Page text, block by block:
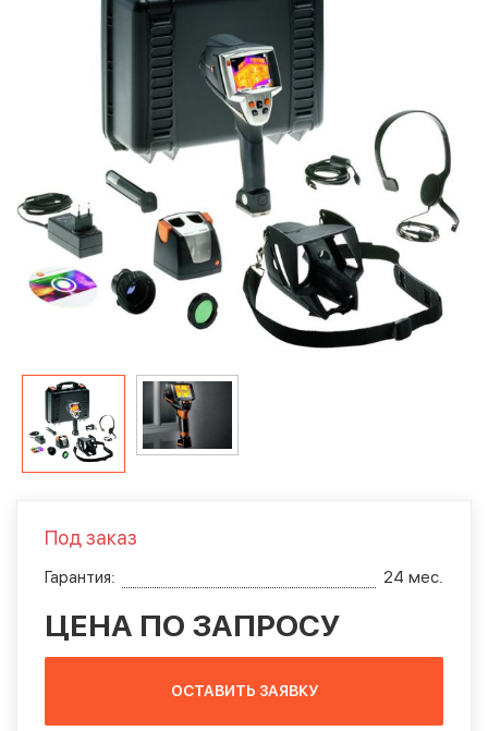
Под заказ
Гарантия: 24 мес.
ЦЕНА ПО ЗАПРОСУ
ОСТАВИТЬ ЗАЯВКУ